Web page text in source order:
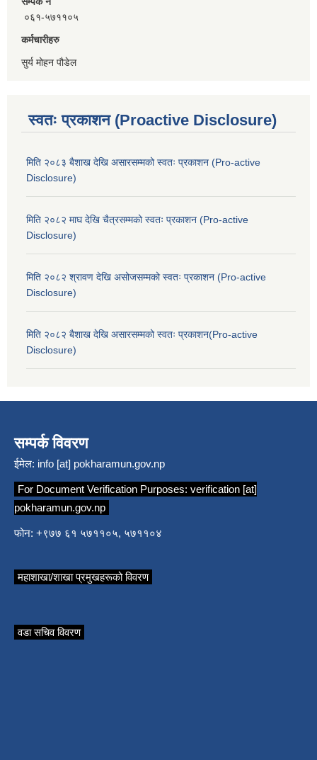
०६१-५७११०५
कर्मचारीहरु
सुर्य मोहन पौडेल
स्वतः प्रकाशन (Proactive Disclosure)
मिति २०८३ बैशाख देखि असारसम्मको स्वतः प्रकाशन (Pro-active
Disclosure)
मिति २०८२ माघ देखि चैत्रसम्मको स्वतः प्रकाशन (Pro-active
Disclosure)
मिति २०८२ श्रावण देखि असोजसम्मको स्वतः प्रकाशन (Pro-active
Disclosure)
मिति २०८२ बैशाख देखि असारसम्मको स्वतः प्रकाशन(Pro-active
Disclosure)
सम्पर्क विवरण
ईमेल: info [at] pokharamun.gov.np
For Document Verification Purposes: verification [at]
pokharamun.gov.np
फोन: +९७७ ६१ ५७११०५, ५७११०४
महाशाखा/शाखा प्रमुखहरूको विवरण
वडा सचिव विवरण